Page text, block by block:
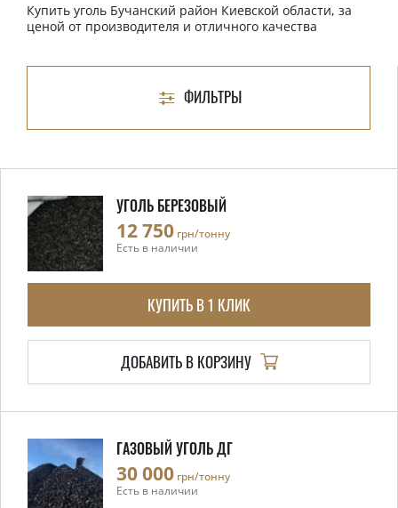
Купить уголь Бучанский район Киевской области, за
ценой от производителя и отличного качества
ФИЛЬТРЫ
УГОЛЬ БЕРЕЗОВЫЙ
12 750 грн/тонну
Есть в наличии
КУПИТЬ В 1 КЛИК
ДОБАВИТЬ В КОРЗИНУ
ГАЗОВЫЙ УГОЛЬ ДГ
30 000 грн/тонну
Есть в наличии